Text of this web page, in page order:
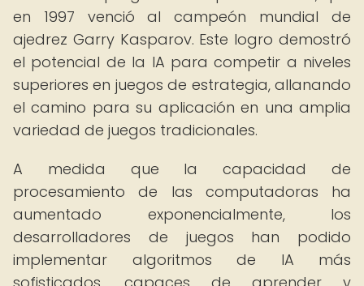
en 1997 venció al campeón mundial de
ajedrez Garry Kasparov. Este logro demostró
el potencial de la IA para competir a niveles
superiores en juegos de estrategia, allanando
el camino para su aplicación en una amplia
variedad de juegos tradicionales.
A medida que la capacidad de
procesamiento de las computadoras ha
aumentado exponencialmente, los
desarrolladores de juegos han podido
implementar algoritmos de IA más